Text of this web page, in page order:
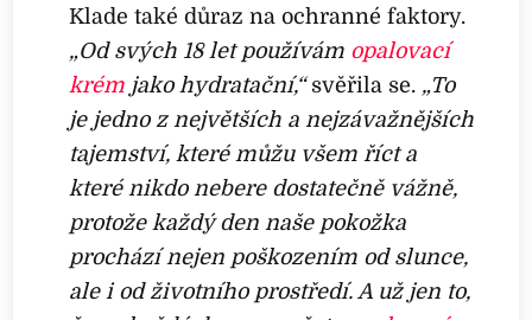
Klade také důraz na ochranné faktory.
„Od svých 18 let používám opalovací
krém jako hydratační,“svěřila se. „To
je jedno z největších a nejzávažnějších
tajemství, které můžu všem říct a
které nikdo nebere dostatečně vážně,
protože každý den naše pokožka
prochází nejen poškozením od slunce,
ale i od životního prostředí. A už jen to,